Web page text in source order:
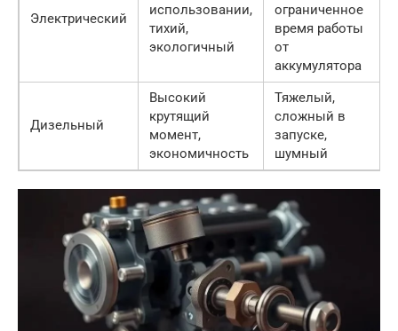
Электрический
использовании,
тихий,
экологичный
ограниченное
время работы
от
аккумулятора
Дизельный
Высокий
крутящий
момент,
экономичность
Тяжелый,
сложный в
запуске,
шумный